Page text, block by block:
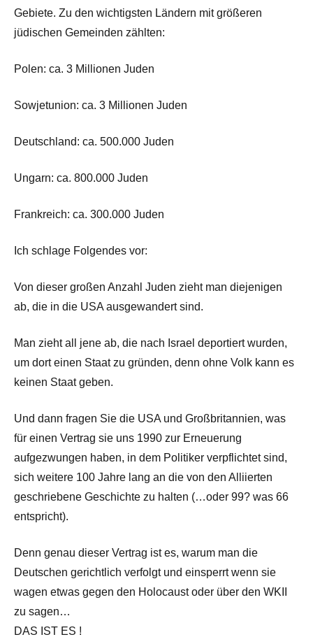
Gebiete. Zu den wichtigsten Ländern mit größeren
jüdischen Gemeinden zählten:
Polen: ca. 3 Millionen Juden
Sowjetunion: ca. 3 Millionen Juden
Deutschland: ca. 500.000 Juden
Ungarn: ca. 800.000 Juden
Frankreich: ca. 300.000 Juden
Ich schlage Folgendes vor:
Von dieser großen Anzahl Juden zieht man diejenigen
ab, die in die USA ausgewandert sind.
Man zieht all jene ab, die nach Israel deportiert wurden,
um dort einen Staat zu gründen, denn ohne Volk kann es
keinen Staat geben.
Und dann fragen Sie die USA und Großbritannien, was
für einen Vertrag sie uns 1990 zur Erneuerung
aufgezwungen haben, in dem Politiker verpflichtet sind,
sich weitere 100 Jahre lang an die von den Alliierten
geschriebene Geschichte zu halten (…oder 99? was 66
entspricht).
Denn genau dieser Vertrag ist es, warum man die
Deutschen gerichtlich verfolgt und einsperrt wenn sie
wagen etwas gegen den Holocaust oder über den WKII
zu sagen…
DAS IST ES !